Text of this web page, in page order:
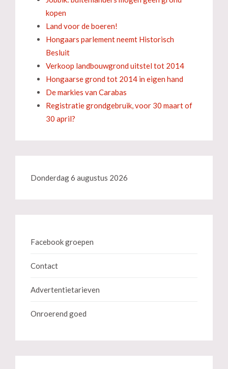
kopen
Land voor de boeren!
Hongaars parlement neemt Historisch
Besluit
Verkoop landbouwgrond uitstel tot 2014
Hongaarse grond tot 2014 in eigen hand
De markies van Carabas
Registratie grondgebruik, voor 30 maart of
30 april?
Donderdag 6 augustus 2026
Facebook groepen
Contact
Advertentietarieven
Onroerend goed